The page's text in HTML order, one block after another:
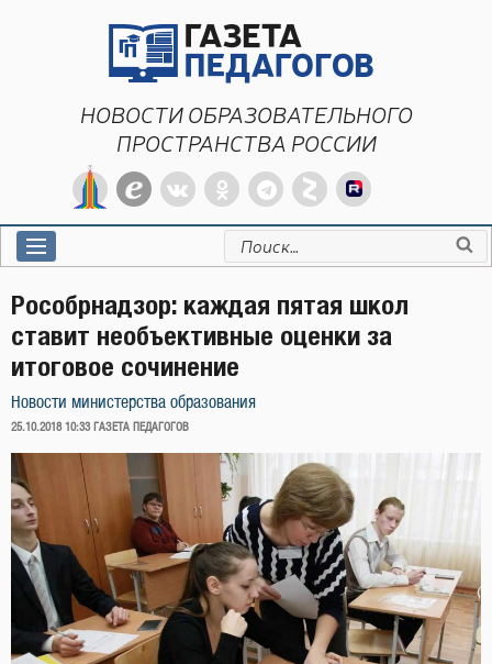
НОВОСТИ ОБРАЗОВАТЕЛЬНОГО
ПРОСТРАНСТВА РОССИИ
Искать:
Рособрнадзор: каждая пятая школ
ставит необъективные оценки за
итоговое сочинение
Новости министерства образования
ОПУБЛИКОВАНО
25.10.2018 10:33 ГАЗЕТА ПЕДАГОГОВ